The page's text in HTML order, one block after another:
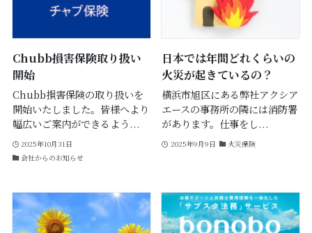
Chubb損害保険取り扱い
開始
Chubb損害保険の取り扱いを
開始いたしました。皆様へより
幅広いご案内ができるよう...
2025年10月31日
会社からのお知らせ
日本では年間どれくらいの
火災が起きているの？
横浜市旭区にある弊社アクシア
エースの事務所の隣には消防署
があります。仕事をし...
2025年9月9日 火災保険